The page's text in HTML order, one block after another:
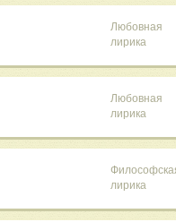
Любовная
лирика
Любовная
лирика
лирика